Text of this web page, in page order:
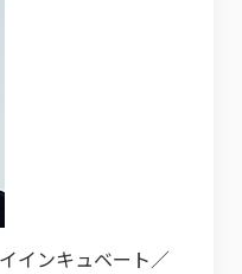
インキュベート／